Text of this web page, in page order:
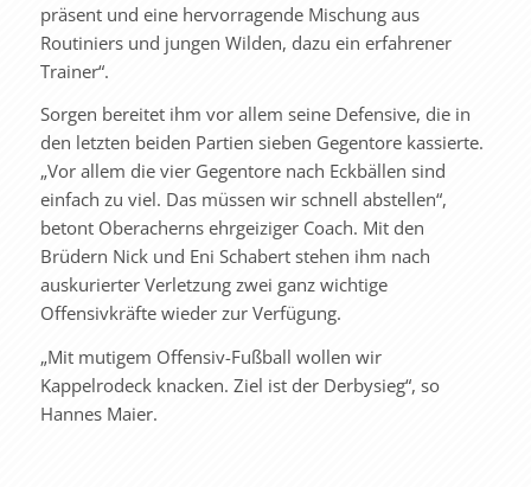
präsent und eine hervorragende Mischung aus
Routiniers und jungen Wilden, dazu ein erfahrener
Trainer“.
Sorgen bereitet ihm vor allem seine Defensive, die in
den letzten beiden Partien sieben Gegentore kassierte.
„Vor allem die vier Gegentore nach Eckbällen sind
einfach zu viel. Das müssen wir schnell abstellen“,
betont Oberacherns ehrgeiziger Coach. Mit den
Brüdern Nick und Eni Schabert stehen ihm nach
auskurierter Verletzung zwei ganz wichtige
Offensivkräfte wieder zur Verfügung.
„Mit mutigem Offensiv-Fußball wollen wir
Kappelrodeck knacken. Ziel ist der Derbysieg“, so
Hannes Maier.